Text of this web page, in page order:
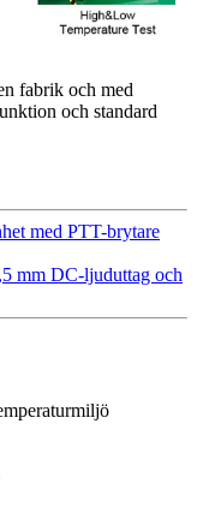
fabrik och med
och standard
med PTT-brytare
mm DC-ljuduttag och